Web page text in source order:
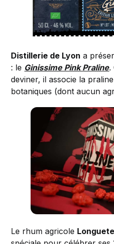
Distillerie de Lyon a
: le Ginissime Pink Praline.
deviner, il associe la
botaniques (dont aucun
Le rhum agricole